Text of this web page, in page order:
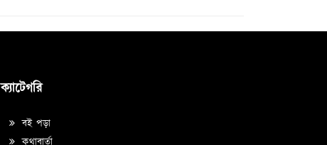
ক্যাটেগরি
বই পড়া
কথাবার্তা